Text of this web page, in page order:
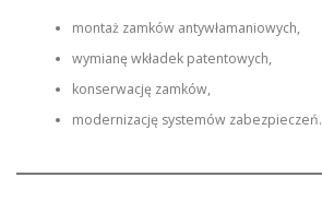
montaż zamków antywłamaniowych,
wymianę wkładek patentowych,
konserwację zamków,
modernizację systemów zabezpieczeń.